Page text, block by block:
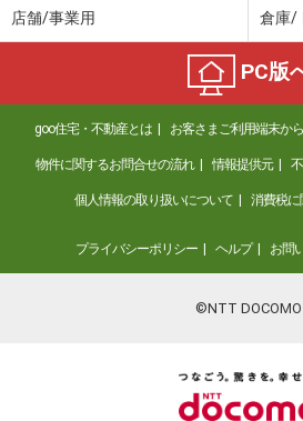
店舗/事業用 倉庫/
PC版
goo住宅・不動産とは お客さまご利用端末か
物件に関するお問合せの流れ 情報提供元
個人情報の取り扱いについて 消費税に
プライバシーポリシー ヘルプ お問
©NTT DOCOMO